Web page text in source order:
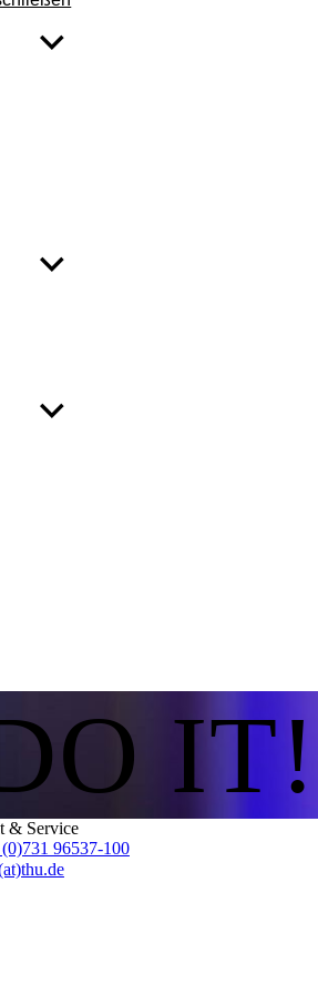
IT!
& Service
96537-100